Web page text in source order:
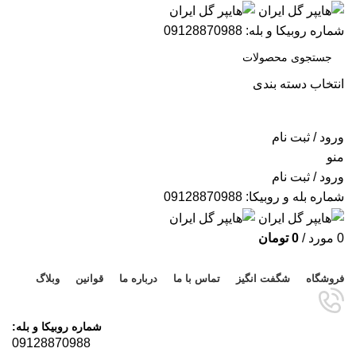
شماره روبیکا و بله: 09128870988
انتخاب دسته بندی
ورود / ثبت نام
منو
ورود / ثبت نام
شماره بله و روبیکا: 09128870988
0 مورد /
0 تومان
فروشگاه شگفت انگیز تماس با ما درباره ما قوانین وبلاگ
شماره روبیکا و بله:
09128870988